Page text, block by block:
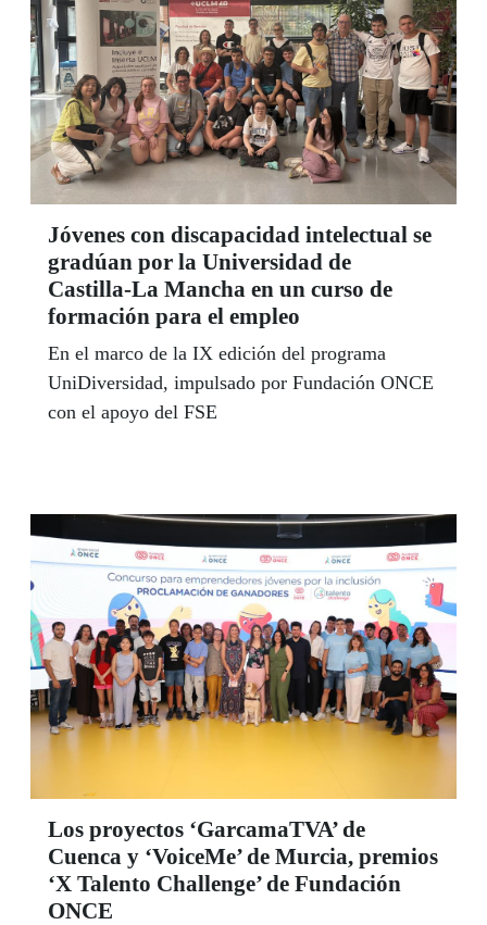
Jóvenes con discapacidad intelectual se
gradúan por la Universidad de
Castilla-La Mancha en un curso de
formación para el empleo
En el marco de la IX edición del programa
UniDiversidad, impulsado por Fundación ONCE
con el apoyo del FSE
Los proyectos ‘GarcamaTVA’ de
Cuenca y ‘VoiceMe’ de Murcia, premios
‘X Talento Challenge’ de Fundación
ONCE